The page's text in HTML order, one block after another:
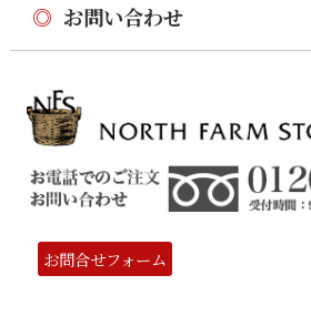
◎ お問い合わせ
お問合せフォーム